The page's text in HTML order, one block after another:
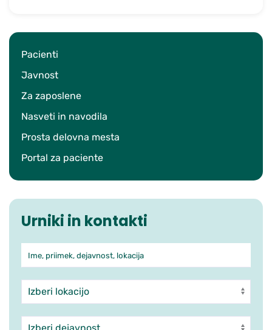
Pacienti
Javnost
Za zaposlene
Nasveti in navodila
Prosta delovna mesta
Portal za paciente
Urniki in kontakti
Iskanje po ambulantah in
Ime, priimek, dejavnost, lokacija
Enota
Dejavnost